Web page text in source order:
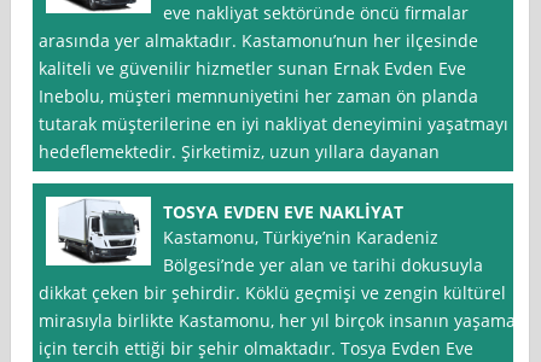
eve nakliyat sektöründe öncü firmalar
arasında yer almaktadır. Kastamonu’nun her ilçesinde
kaliteli ve güvenilir hizmetler sunan Ernak Evden Eve
Inebolu, müşteri memnuniyetini her zaman ön planda
tutarak müşterilerine en iyi nakliyat deneyimini yaşatmayı
hedeflemektedir. Şirketimiz, uzun yıllara dayanan
TOSYA EVDEN EVE NAKLİYAT
Kastamonu, Türkiye’nin Karadeniz
Bölgesi’nde yer alan ve tarihi dokusuyla
dikkat çeken bir şehirdir. Köklü geçmişi ve zengin kültürel
mirasıyla birlikte Kastamonu, her yıl birçok insanın yaşamak
için tercih ettiği bir şehir olmaktadır. Tosya Evden Eve